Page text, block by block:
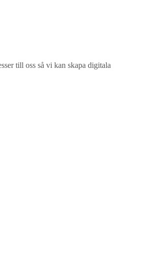
till oss så vi kan skapa digitala